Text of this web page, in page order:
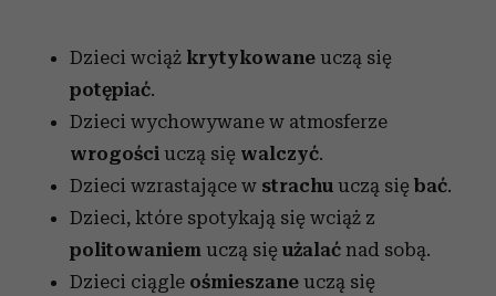
Dzieci wciąż krytykowane uczą się
potępiać.
Dzieci wychowywane w atmosferze
wrogości uczą się walczyć.
Dzieci wzrastające w strachu uczą się bać.
Dzieci, które spotykają się wciąż z
politowaniem uczą się użalać nad sobą.
Dzieci ciągle ośmieszane uczą się